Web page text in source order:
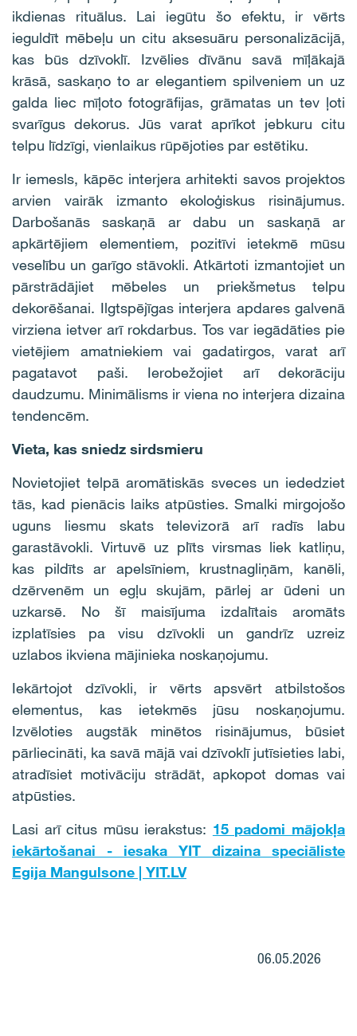
ikdienas rituālus. Lai iegūtu šo efektu, ir vērts
ieguldīt mēbeļu un citu aksesuāru personalizācijā,
kas būs dzīvoklī. Izvēlies dīvānu savā mīļākajā
krāsā, saskaņo to ar elegantiem spilveniem un uz
galda liec mīļoto fotogrāfijas, grāmatas un tev ļoti
svarīgus dekorus. Jūs varat aprīkot jebkuru citu
telpu līdzīgi, vienlaikus rūpējoties par estētiku.
Ir iemesls, kāpēc interjera arhitekti savos projektos
arvien vairāk izmanto ekoloģiskus risinājumus.
Darbošanās saskaņā ar dabu un saskaņā ar
apkārtējiem elementiem, pozitīvi ietekmē mūsu
veselību un garīgo stāvokli. Atkārtoti izmantojiet un
pārstrādājiet mēbeles un priekšmetus telpu
dekorēšanai. Ilgtspējīgas interjera apdares galvenā
virziena ietver arī rokdarbus. Tos var iegādāties pie
vietējiem amatniekiem vai gadatirgos, varat arī
pagatavot paši. Ierobežojiet arī dekorāciju
daudzumu. Minimālisms ir viena no interjera dizaina
tendencēm.
Vieta, kas sniedz sirdsmieru
Novietojiet telpā aromātiskās sveces un iededziet
tās, kad pienācis laiks atpūsties. Smalki mirgojošo
uguns liesmu skats televizorā arī radīs labu
garastāvokli. Virtuvē uz plīts virsmas liek katliņu,
kas pildīts ar apelsīniem, krustnagliņām, kanēli,
dzērvenēm un egļu skujām, pārlej ar ūdeni un
uzkarsē. No šī maisījuma izdalītais aromāts
izplatīsies pa visu dzīvokli un gandrīz uzreiz
uzlabos ikviena mājinieka noskaņojumu.
Iekārtojot dzīvokli, ir vērts apsvērt atbilstošos
elementus, kas ietekmēs jūsu noskaņojumu.
Izvēloties augstāk minētos risinājumus, būsiet
pārliecināti, ka savā mājā vai dzīvoklī jutīsieties labi,
atradīsiet motivāciju strādāt, apkopot domas vai
atpūsties.
Lasi arī citus mūsu ierakstus: 15 padomi mājokļa
iekārtošanai - iesaka YIT dizaina speciāliste
Egija Mangulsone | YIT.LV
06.05.2026